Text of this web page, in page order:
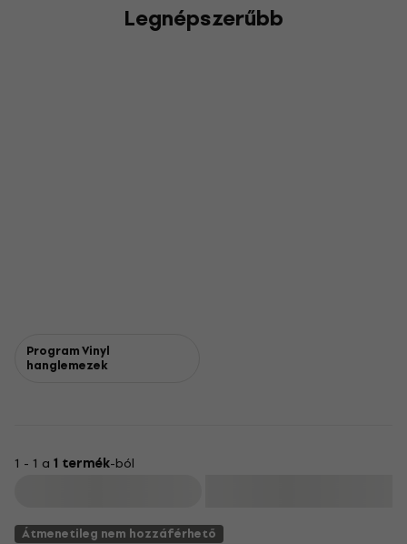
Legnépszerűbb
Program Vinyl
hanglemezek
1 - 1 a 1 termék-ból
Átmenetileg nem hozzáférhető